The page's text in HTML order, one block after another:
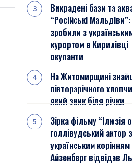
Викрадені бази та
“Російські
зробили з
курортом в Кирилівці
окупанти
На Житомирщині
півторарічного
який зник біля річки
Зірка фільму “Ілюзія
голлівудський актор з
українським
Айзенберг відвідав